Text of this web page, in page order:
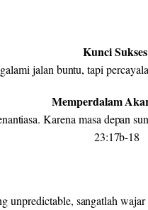
Kunci
jalan buntu, tapi
Memperdalam
Karena masa depan
23:17b-18
unpredictable, sangatlah